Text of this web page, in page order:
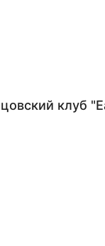
клуб